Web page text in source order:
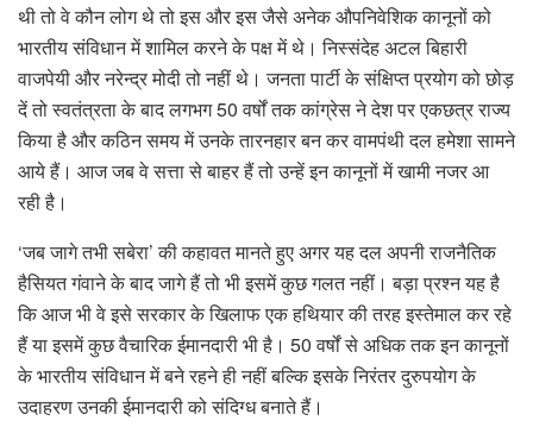
थी तो वे कौन लोग थे तो इस और इस जैसे अनेक औपनिवेशिक कानूनों को
भारतीय संविधान में शामिल करने के पक्ष में थे। निस्संदेह अटल बिहारी
वाजपेयी और नरेन्द्र मोदी तो नहीं थे। जनता पार्टी के संक्षिप्त प्रयोग को छोड़
दें तो स्वतंत्रता के बाद लगभग 50 वर्षों तक कांग्रेस ने देश पर एकछत्र राज्य
किया है और कठिन समय में उनके तारनहार बन कर वामपंथी दल हमेशा सामने
आये हैं। आज जब वे सत्ता से बाहर हैं तो उन्हें इन कानूनों में खामी नजर आ
रही है।
‘जब जागे तभी सबेरा’ की कहावत मानते हुए अगर यह दल अपनी राजनैतिक
हैसियत गंवाने के बाद जागे हैं तो भी इसमें कुछ गलत नहीं। बड़ा प्रश्न यह है
कि आज भी वे इसे सरकार के खिलाफ एक हथियार की तरह इस्तेमाल कर रहे
हैं या इसमें कुछ वैचारिक ईमानदारी भी है। 50 वर्षों से अधिक तक इन कानूनों
के भारतीय संविधान में बने रहने ही नहीं बल्कि इसके निरंतर दुरुपयोग के
उदाहरण उनकी ईमानदारी को संदिग्ध बनाते हैं।